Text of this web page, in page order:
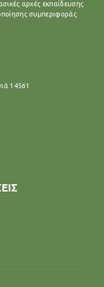
αρχές εκπαίδευσης
συμπεριφοράς
14561